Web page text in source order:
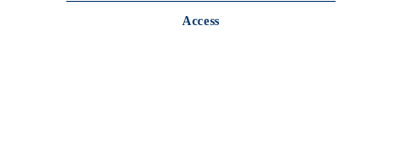
Access